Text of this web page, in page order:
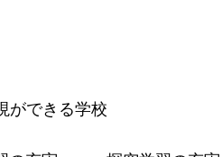
できる学校